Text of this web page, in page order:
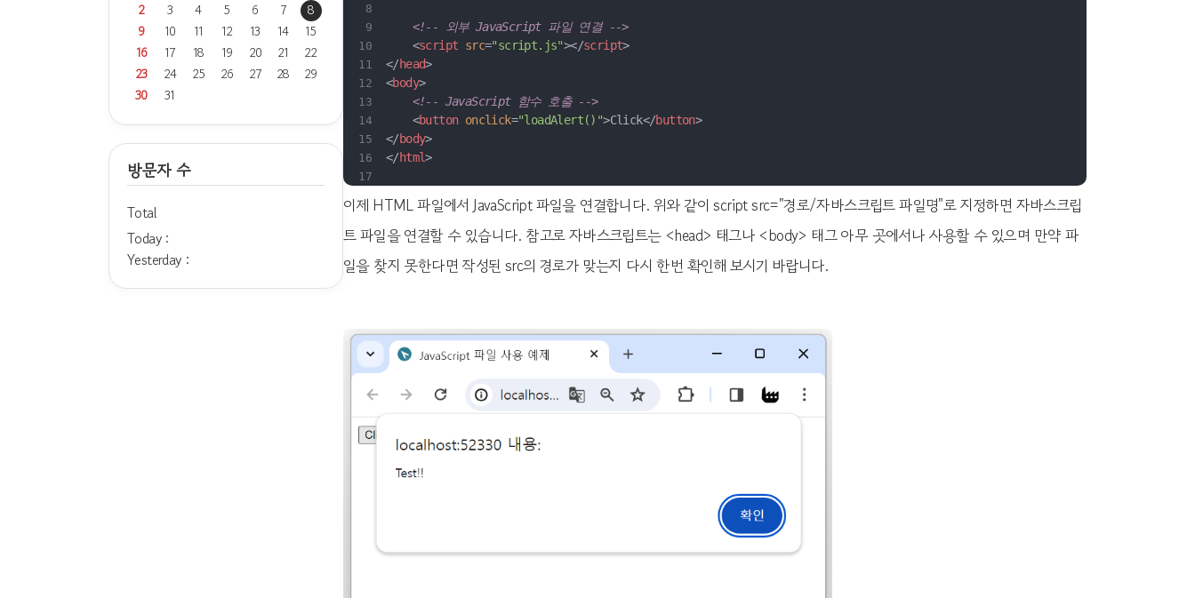
2
3 4 5 6 7
8
9
10 11 12 13 14
15
16
17 18 19 20 21
22
23
24 25 26 27 28
29
30
31
방문자 수
Total
Today :
Yesterday :
<!-- 외부 JavaScript 파일 연결 -->
<script src="script.js"></script>
</head>
<body>
<!-- JavaScript 함수 호출 -->
<button onclick="loadAlert()">Click</button>
</body>
</html>
이제 HTML 파일에서 JavaScript 파일을 연결합니다. 위와 같이 script src="경로/자바스크립트 파일명"로 지정하면 자바스크립
트 파일을 연결할 수 있습니다. 참고로 자바스크립트는 <head> 태그나 <body> 태그 아무 곳에서나 사용할 수 있으며 만약 파
일을 찾지 못한다면 작성된 src의 경로가 맞는지 다시 한번 확인해 보시기 바랍니다.